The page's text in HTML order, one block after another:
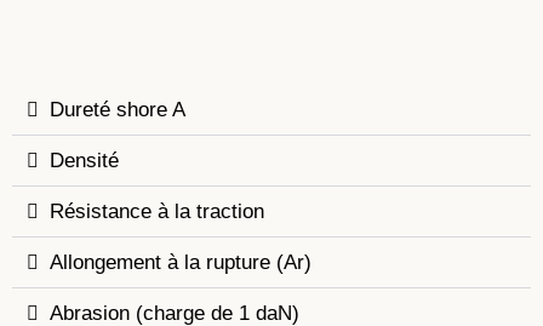
Dureté shore A
Densité
Résistance à la traction
Allongement à la rupture (Ar)
Abrasion (charge de 1 daN)